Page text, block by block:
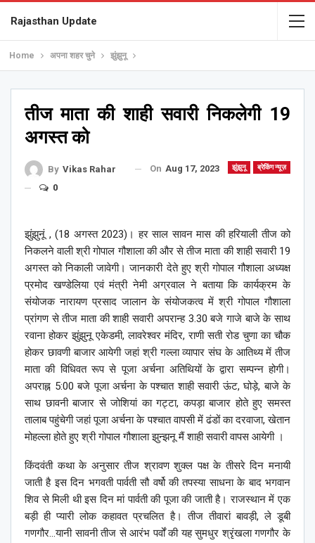
Rajasthan Update
Home अपना शहर चुने झुंझुनू
तीज माता की शाही सवारी निकलेगी 19
अगस्त को
झुंझुनू ब्रेकिंग न्यूज़
By Vikas Rahar On Aug 17, 2023
0
झुंझुनूं , (18 अगस्त 2023)। हर साल सावन मास की हरियाली तीज को
निकलने वाली श्री गोपाल गौशाला की और से तीज माता की शाही सवारी 19
अगस्त को निकाली जावेगी। जानकारी देते हुए श्री गोपाल गौशाला अध्यक्ष
प्रमोद खण्डेलिया एवं मंत्री नेमी अग्रवाल ने बताया कि कार्यक्रम के
संयोजक नारायण प्रसाद जालान के संयोजकत्व में श्री गोपाल गौशाला
प्रांगण से तीज माता की शाही सवारी अपरान्ह 3.30 बजे गाजे बाजे के साथ
रवाना होकर झुंझुनू एकेडमी, लावरेश्वर मंदिर, राणी सती रोड चुणा का चौक
होकर छावणी बाजार आयेगी जहां श्री गल्ला व्यापार संघ के आतिथ्य में तीज
माता की विधिवत रूप से पूजा अर्चना अतिथियों के द्वारा सम्पन्न होगी।
अपराह्न 5:00 बजे पूजा अर्चना के पश्चात शाही सवारी ऊंट, घोड़े, बाजे के
साथ छावनी बाजार से जोशियां का गट्टा, कपड़ा बाजार होते हुए समस्त
तालाब पहुंचेगी जहां पूजा अर्चना के पश्चात वापसी में ढंडों का दरवाजा, खेतान
मोहल्ला होते हुए श्री गोपाल गौशाला झुन्झनू मैं शाही सवारी वापस आयेगी ।
किंदवंती कथा के अनुसार तीज श्रावण शुक्ल पक्ष के तीसरे दिन मनायी
जाती है इस दिन भगवती पार्वती सौ वर्षो की तपस्या साधना के बाद भगवान
शिव से मिली थी इस दिन मां पार्वती की पूजा की जाती है। राजस्थान में एक
बड़ी ही प्यारी लोक कहावत प्रचलित है। तीज तीवारां बावड़ी, ले डूबी
गणगौर…यानी सावनी तीज से आरंभ पर्वों की यह सुमधुर श्रृंखला गणगौर के